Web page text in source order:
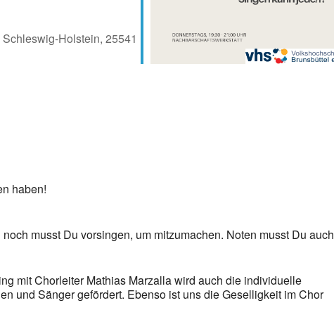
Holstein, 25541
haben!
musst Du vorsingen, um mitzumachen. Noten musst Du auch
mit Chorleiter Mathias Marzalla wird auch die individuelle
und Sänger gefördert. Ebenso ist uns die Geselligkeit im Chor